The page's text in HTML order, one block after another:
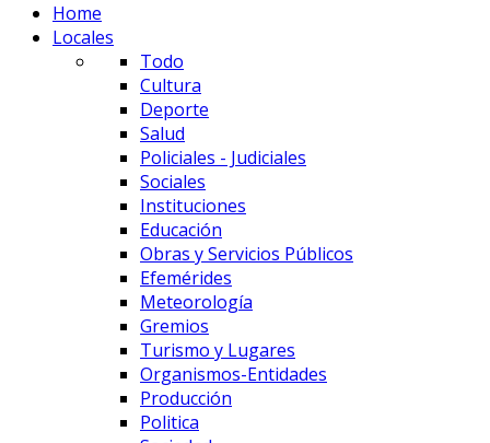
Home
Locales
Todo
Cultura
Deporte
Salud
Policiales - Judiciales
Sociales
Instituciones
Educación
Obras y Servicios Públicos
Efemérides
Meteorología
Gremios
Turismo y Lugares
Organismos-Entidades
Producción
Politica